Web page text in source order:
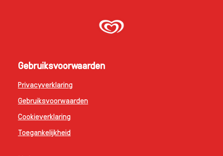
Gebruiksvoorwaarden
Privacyverklaring
Gebruiksvoorwaarden
Cookieverklaring
Cookie-instellingen